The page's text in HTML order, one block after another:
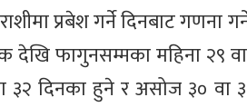
प्रबेश गर्ने दिनबाट गणना
देखि फागुनसम्मका महिना २९
दिनका हुने र असोज ३० वा